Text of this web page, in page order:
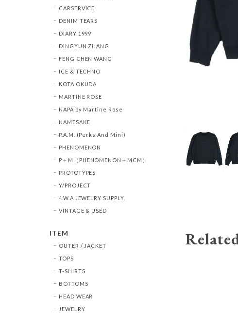
CARSERVICE
DENIM TEARS
DIARY 1999
DINGYUN ZHANG
FENG CHEN WANG
ICE & TECHNO
KOTA OKUDA
MARTINE ROSE
NAPA by Martine Rose
NAMESAKE
P.A.M. (Perks And Mini)
PHENOMENON
P＋M（PHENOMENON＋MCM）
PROTOTYPES
Y/PROJECT
4.W.A JEWELRY SUPPLY.
VINTAGE & USED
ITEM
OUTER / JACKET
TOPS
T-SHIRTS
BOTTOMS
HEAD WEAR
JEWELRY